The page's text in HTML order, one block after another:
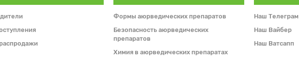
Формы аюрведических препаратов
Безопасность аюрведических
препаратов
Химия в аюрведических препаратах
Наш Телеграм
Наш Вайбер
Наш Ватсапп